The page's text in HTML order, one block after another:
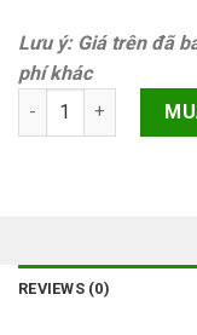
Lưu ý: Giá trên đã
phí khác
At&t clean imei
REVIEWS (0)